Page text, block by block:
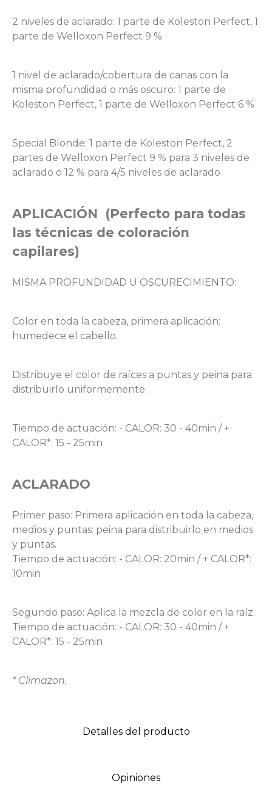
Detalles del producto
Opiniones
2 niveles de aclarado: 1 parte de Koleston Perfect, 1
parte de Welloxon Perfect 9 %
1 nivel de aclarado/cobertura de canas con la
misma profundidad o más oscuro: 1 parte de
Koleston Perfect, 1 parte de Welloxon Perfect 6 %
Special Blonde: 1 parte de Koleston Perfect, 2
partes de Welloxon Perfect 9 % para 3 niveles de
aclarado o 12 % para 4/5 niveles de aclarado
APLICACIÓN (Perfecto para todas
las técnicas de coloración
capilares)
MISMA PROFUNDIDAD U OSCURECIMIENTO:
Color en toda la cabeza, primera aplicación:
humedece el cabello.
Distribuye el color de raíces a puntas y peina para
distribuirlo uniformemente.
Tiempo de actuación: - CALOR: 30 - 40min / +
CALOR*: 15 - 25min
ACLARADO
Primer paso: Primera aplicación en toda la cabeza,
medios y puntas: peina para distribuirlo en medios
y puntas.
Tiempo de actuación: - CALOR: 20min / + CALOR*:
10min
Segundo paso: Aplica la mezcla de color en la raíz.
Tiempo de actuación: - CALOR: 30 - 40min / +
CALOR*: 15 - 25min
* Climazon.